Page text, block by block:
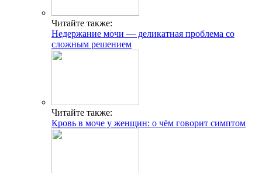
Читайте также:
Недержание мочи — деликатная проблема со
сложным решением
Читайте также:
Кровь в моче у женщин: о чём говорит симптом